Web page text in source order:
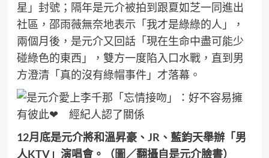
星」封號；隔年是元介被拍到跟夏如芝一同進出
社區，邵雨薇無奈地表示「我才是綠綠的人」，
兩個月後，是元介又回話「現在生命中盡可能少
碰綠色的東西」，雙方一度陷入口水戰，直到男
方澄清「真的沒有綠帽事件」才落幕。
12月底是元介將和溫昇豪、JR、藍鈞天舉辦「男
人KTV」演唱會。（圖／翻攝自是元介臉書）